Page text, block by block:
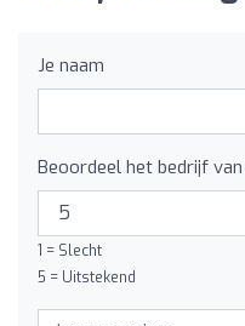
Je naam
Beoordeel het bedrijf
1 = Slecht
5 = Uitstekend